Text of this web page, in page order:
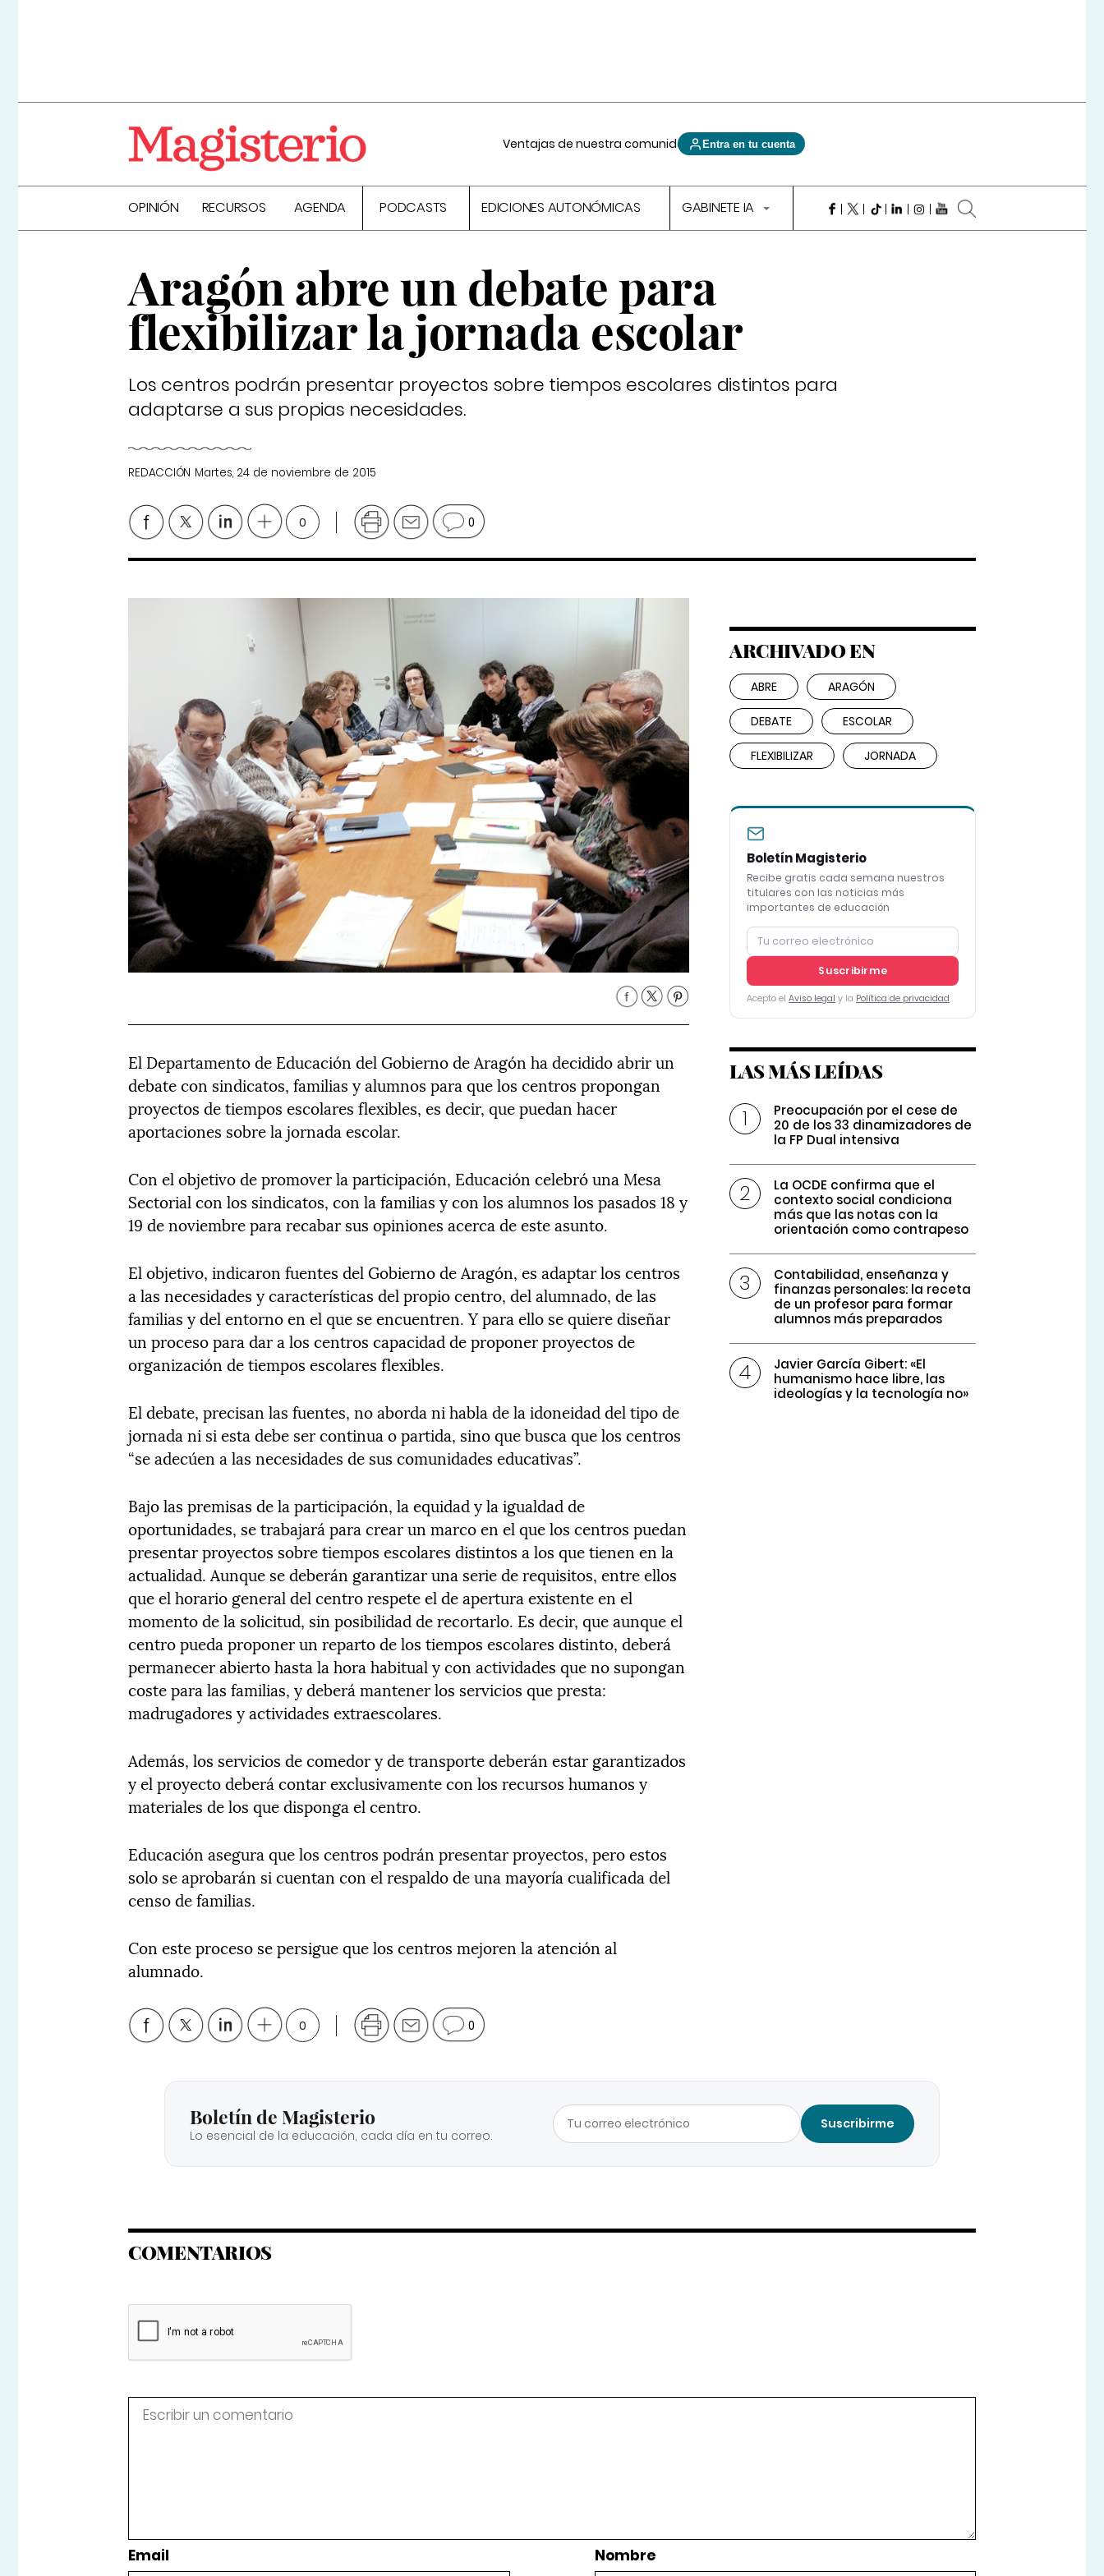
Ventajas de nuestra comunidad Entra en tu cuenta
OPINIÓN RECURSOS AGENDA PODCASTS EDICIONES AUTONÓMICAS GABINETE IA
Aragón abre un debate para
flexibilizar la jornada escolar
Los centros podrán presentar proyectos sobre tiempos escolares distintos para
adaptarse a sus propias necesidades.
REDACCIÓN Martes, 24 de noviembre de 2015
0 0
El Departamento de Educación del Gobierno de Aragón ha decidido abrir un
debate con sindicatos, familias y alumnos para que los centros propongan
proyectos de tiempos escolares flexibles, es decir, que puedan hacer
aportaciones sobre la jornada escolar.
Con el objetivo de promover la participación, Educación celebró una Mesa
Sectorial con los sindicatos, con la familias y con los alumnos los pasados 18 y
19 de noviembre para recabar sus opiniones acerca de este asunto.
El objetivo, indicaron fuentes del Gobierno de Aragón, es adaptar los centros
a las necesidades y características del propio centro, del alumnado, de las
familias y del entorno en el que se encuentren. Y para ello se quiere diseñar
un proceso para dar a los centros capacidad de proponer proyectos de
organización de tiempos escolares flexibles.
El debate, precisan las fuentes, no aborda ni habla de la idoneidad del tipo de
jornada ni si esta debe ser continua o partida, sino que busca que los centros
“se adecúen a las necesidades de sus comunidades educativas”.
Bajo las premisas de la participación, la equidad y la igualdad de
oportunidades, se trabajará para crear un marco en el que los centros puedan
presentar proyectos sobre tiempos escolares distintos a los que tienen en la
actualidad. Aunque se deberán garantizar una serie de requisitos, entre ellos
que el horario general del centro respete el de apertura existente en el
momento de la solicitud, sin posibilidad de recortarlo. Es decir, que aunque el
centro pueda proponer un reparto de los tiempos escolares distinto, deberá
permanecer abierto hasta la hora habitual y con actividades que no supongan
coste para las familias, y deberá mantener los servicios que presta:
madrugadores y actividades extraescolares.
Además, los servicios de comedor y de transporte deberán estar garantizados
y el proyecto deberá contar exclusivamente con los recursos humanos y
materiales de los que disponga el centro.
Educación asegura que los centros podrán presentar proyectos, pero estos
solo se aprobarán si cuentan con el respaldo de una mayoría cualificada del
censo de familias.
Con este proceso se persigue que los centros mejoren la atención al
alumnado.
0 0
ARCHIVADO EN
ABRE ARAGÓN
DEBATE ESCOLAR
FLEXIBILIZAR JORNADA
Boletín Magisterio
Recibe gratis cada semana nuestros
titulares con las noticias más
importantes de educación
Suscribirme
Acepto el Aviso legal y la Política de privacidad
LAS MÁS LEÍDAS
Preocupación por el cese de
20 de los 33 dinamizadores de
la FP Dual intensiva
La OCDE confirma que el
contexto social condiciona
más que las notas con la
orientación como contrapeso
Contabilidad, enseñanza y
finanzas personales: la receta
de un profesor para formar
alumnos más preparados
Javier García Gibert: «El
humanismo hace libre, las
ideologías y la tecnología no»
Boletín de Magisterio
Lo esencial de la educación, cada día en tu correo.
Suscribirme
COMENTARIOS
Email Nombre